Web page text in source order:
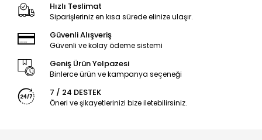
Hızlı Teslimat
Siparişleriniz en kısa sürede elinize ulaşır.
Güvenli Alışveriş
Güvenli ve kolay ödeme sistemi
Geniş Ürün Yelpazesi
Binlerce ürün ve kampanya seçeneği
7 / 24 DESTEK
Öneri ve şikayetlerinizi bize iletebilirsiniz.